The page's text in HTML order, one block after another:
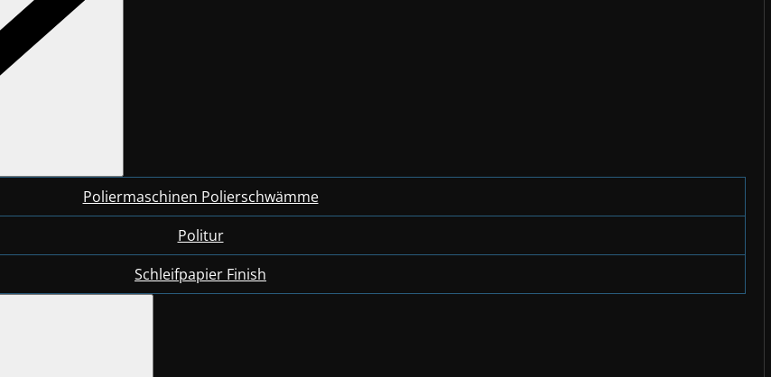
Poliermaschinen Polierschwämme
Politur
Schleifpapier Finish